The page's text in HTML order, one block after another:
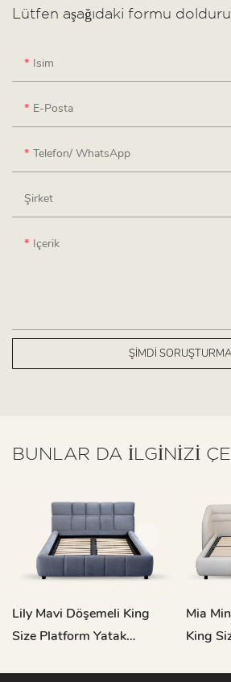
Lütfen aşağıdaki formu
Isim
E-Posta
Telefon/ WhatsApp
Şirket
Içerik
ŞIMDI SORUŞTURMA
BUNLAR DA ILGINIZI
Lily Mavi Döşemeli King
Size Platform Yatak
Mia
King